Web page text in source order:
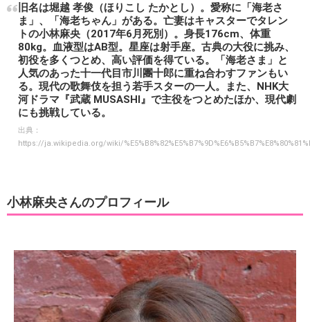
旧名は堀越 孝俊（ほりこし たかとし）。愛称に「海老さ
ま」、「海老ちゃん」がある。亡妻はキャスターでタレン
トの小林麻央（2017年6月死別）。身長176cm、体重
80kg。血液型はAB型。星座は射手座。古典の大役に挑み、
初役を多くつとめ、高い評価を得ている。「海老さま」と
人気のあった十一代目市川團十郎に重ね合わすファンもい
る。現代の歌舞伎を担う若手スターの一人。また、NHK大
河ドラマ『武蔵 MUSASHI』で主役をつとめたほか、現代劇
にも挑戦している。
出典：
https://ja.wikipedia.org/wiki/
小林麻央さんのプロフィール